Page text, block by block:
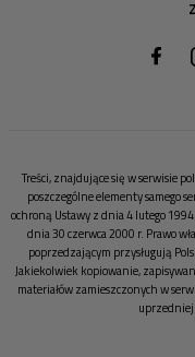
Treści, znajdujące się w serwisie
poszczególne elementy samego
ochroną Ustawy z dnia 4 lutego
dnia 30 czerwca 2000 r. Prawo
poprzedzającym przysługują
Jakiekolwiek kopiowanie,
materiałów zamieszczonych w